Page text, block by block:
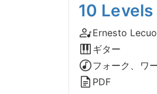
10
Ernesto
ギター
フォーク、ワ
PDF